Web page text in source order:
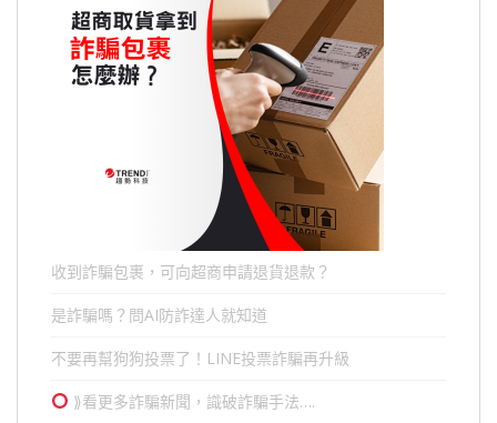
收到詐騙包裹，可向超商申請退貨退款？
是詐騙嗎？問AI防詐達人就知道
不要再幫狗狗投票了！LINE投票詐騙再升級
⟫看更多詐騙新聞，識破詐騙手法….